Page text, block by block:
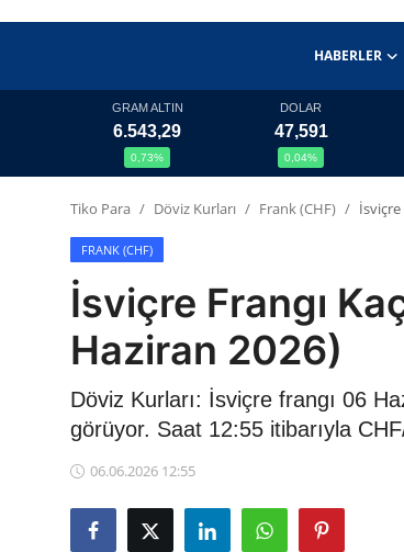
HABERLER
Altın Fiyatları
Döviz Kurları
Kripto Paralar
Çeviriciler
TCMB Kurları
GRAM ALTIN
6.543,29
0,73%
DOLAR
47,591
0,04%
Tiko Para Döviz Kurları Frank (CHF) İsviçre
FRANK (CHF)
İsviçre Frangı
Haziran 2026)
Döviz Kurları: İsviçre frangı 06
görüyor. Saat 12:55 itibarıyla
06.06.2026 12:55